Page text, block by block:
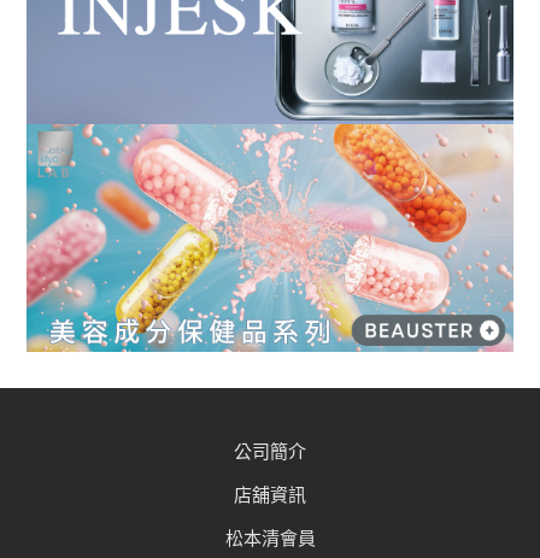
公司簡介
店舖資訊
松本清會員